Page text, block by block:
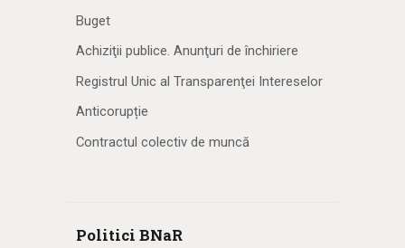
Buget
Achiziţii publice. Anunţuri de închiriere
Registrul Unic al Transparenţei Intereselor
Anticorupție
Contractul colectiv de muncă
Politici BNaR